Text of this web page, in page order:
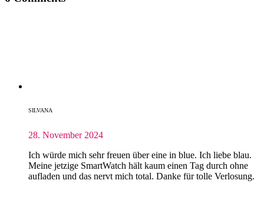
SILVANA
28. November 2024
Ich würde mich sehr freuen über eine in blue. Ich liebe blau.
Meine jetzige SmartWatch hält kaum einen Tag durch ohne
aufladen und das nervt mich total. Danke für tolle Verlosung.